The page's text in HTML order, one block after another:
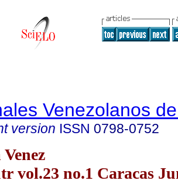
Venezolanos
version ISSN 0798-0752
vol.23 no.1 Caracas